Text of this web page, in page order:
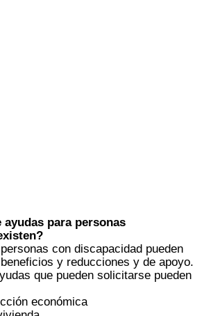
ayudas para personas
con discapacidad pueden
y reducciones y de apoyo.
que pueden solicitarse pueden
económica